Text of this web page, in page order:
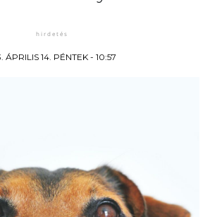
ÁPRILIS 14. PÉNTEK - 10:57